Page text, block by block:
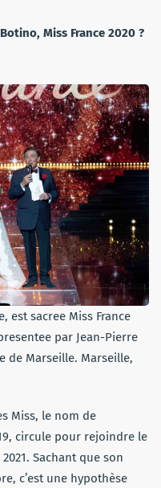
Miss France 2020 ?
est sacree Miss France
par Jean-Pierre
de Marseille. Marseille,
Miss, le nom de
circule pour rejoindre le
2021. Sachant que son
c’est une hypothèse